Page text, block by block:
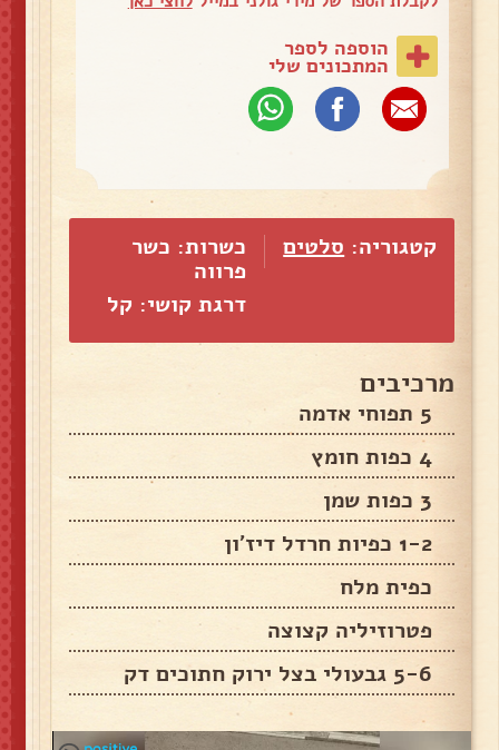
הוספה לספר
המתכונים שלי
קטגוריה: סלטים
כשרות: כשר
פרווה
דרגת קושי: קל
מרכיבים
5 תפוחי אדמה
4 כפות חומץ
3 כפות שמן
1-2 כפיות חרדל דיז'ון
כפית מלח
פטרוזיליה קצוצה
5-6 גבעולי בצל ירוק חתוכים דק